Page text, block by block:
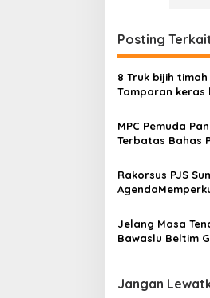
Posting
8 Truk bijih
Tamparan keras
MPC Pemuda
Terbatas Bahas
Rakorsus PJS
Jelang Masa
Bawaslu Beltim
Jangan